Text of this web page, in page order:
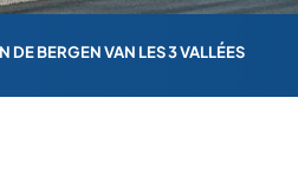
DE BERGEN VAN LES 3 VALLÉES